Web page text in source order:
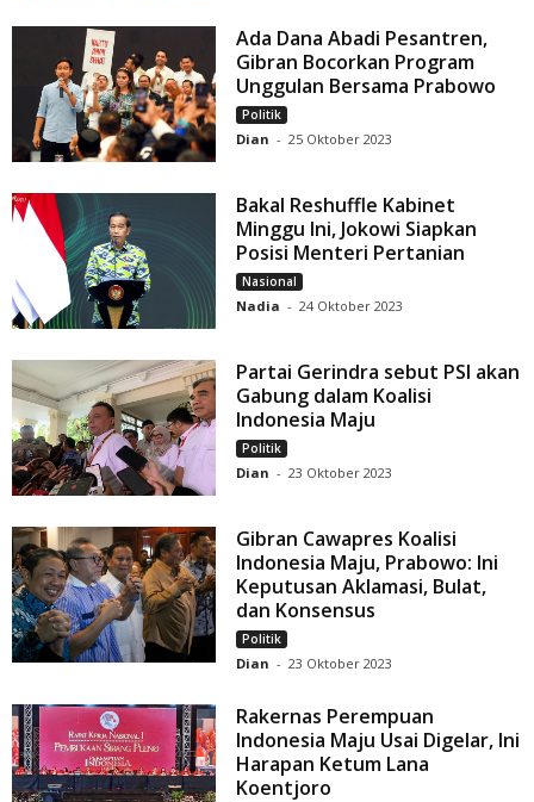
Ada Dana Abadi Pesantren,
Gibran Bocorkan Program
Unggulan Bersama Prabowo
Politik
Dian - 25 Oktober 2023
Bakal Reshuffle Kabinet
Minggu Ini, Jokowi Siapkan
Posisi Menteri Pertanian
Nasional
Nadia - 24 Oktober 2023
Partai Gerindra sebut PSI akan
Gabung dalam Koalisi
Indonesia Maju
Politik
Dian - 23 Oktober 2023
Gibran Cawapres Koalisi
Indonesia Maju, Prabowo: Ini
Keputusan Aklamasi, Bulat,
dan Konsensus
Politik
Dian - 23 Oktober 2023
Rakernas Perempuan
Indonesia Maju Usai Digelar, Ini
Harapan Ketum Lana
Koentjoro